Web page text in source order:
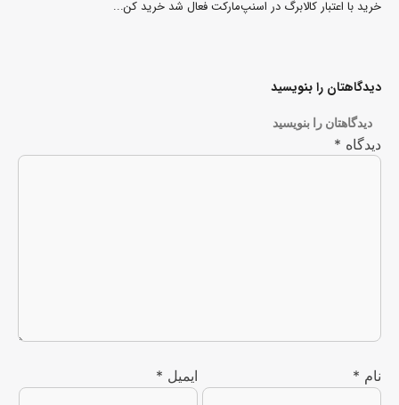
خرید با اعتبار کالابرگ در اسنپ‌مارکت فعال شد خرید کن...
دیدگاهتان را بنویسید
دیدگاهتان را بنویسید
دیدگاه *
نام * ایمیل *